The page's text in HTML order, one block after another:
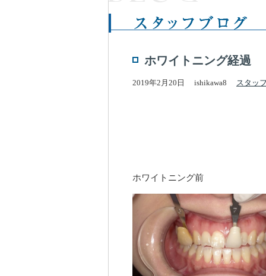
ホワイトニング経過
2019年2月20日 ishikawa8 スタッ
ホワイトニング前